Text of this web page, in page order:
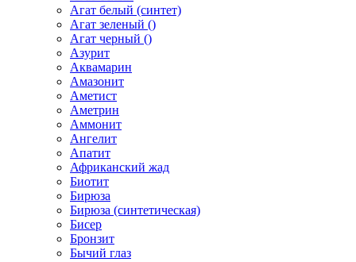
Агат белый (синтет)
Агат зеленый ()
Агат черный ()
Азурит
Аквамарин
Амазонит
Аметист
Аметрин
Аммонит
Ангелит
Апатит
Африканский жад
Биотит
Бирюза
Бирюза (синтетическая)
Бисер
Бронзит
Бычий глаз